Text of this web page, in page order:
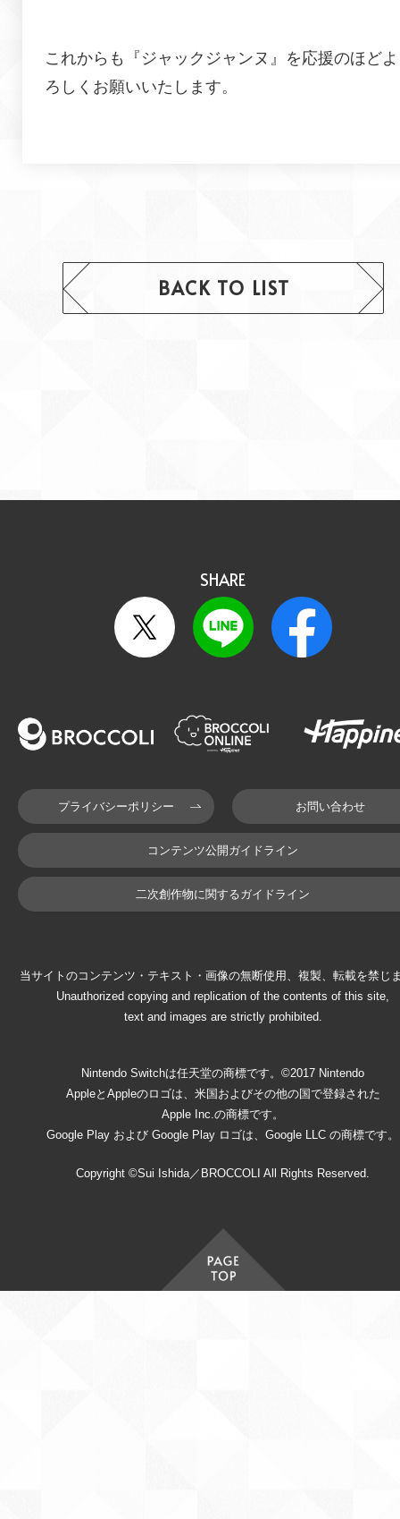
これからも『ジャックジャンヌ』を応援のほどよ
ろしくお願いいたします。
BACK TO LIST
SHARE
プライバシーポリシー お問い合わせ
コンテンツ公開ガイドライン
二次創作物に関するガイドライン
当サイトのコンテンツ・テキスト・画像の無断使用、複製、転載を禁じ
Unauthorized copying and replication of the contents of this site,
text and images are strictly prohibited.
Nintendo Switchは任天堂の商標です。©2017 Nintendo
AppleとAppleのロゴは、米国およびその他の国で登録された
Apple Inc.の商標です。
Google Play および Google Play ロゴは、Google LLC の商標です。
Copyright ©Sui Ishida／BROCCOLI All Rights Reserved.